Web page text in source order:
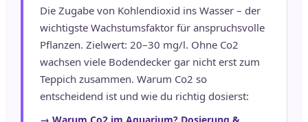
Die Zugabe von Kohlendioxid ins Wasser – der
wichtigste Wachstumsfaktor für anspruchsvolle
Pflanzen. Zielwert: 20–30 mg/l. Ohne Co2
wachsen viele Bodendecker gar nicht erst zum
Teppich zusammen. Warum Co2 so
entscheidend ist und wie du richtig dosierst: